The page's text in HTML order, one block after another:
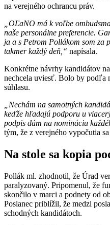
na verejného ochrancu práv.
„OĽaNO má k voľbe
naše personálne preferencie.
ja a s Petrom Pollákom som za
takmer každý deň,“ napísala.
Konkrétne návrhy kandidátov
nechcela uviesť. Bolo by podľa
súhlasu.
„Nechám na samotných
keďže hľadajú podporu u
podpis dám na nomináciu
tým, že z verejného vypočutia
Na stole sa kopia
Pollák ml. zhodnotil, že Úrad
paralyzovaný. Pripomenul, že
skončilo v marci a podnety od
Poslanec priblížil, že medzi
schodných kandidátoch.